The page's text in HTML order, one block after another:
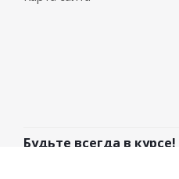
Будьте всегда в курсе!